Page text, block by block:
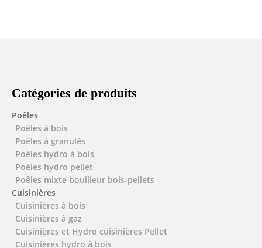
Catégories de produits
Poêles
Poêles à bois
Poêles à granulés
Poêles hydro à bois
Poêles hydro pellet
Poêles mixte bouilleur bois-pellets
Cuisinières
Cuisinières à bois
Cuisinières à gaz
Cuisinières et Hydro cuisinières Pellet
Cuisinières hydro à bois